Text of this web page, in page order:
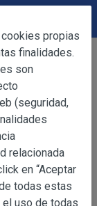
regulan la
propias
finalidades.
son
(seguridad,
relacionada
en “Aceptar
todas estas
uso de todas